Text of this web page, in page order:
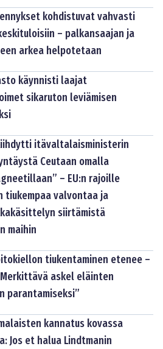
kohdistuvat vahvasti
– palkansaajan ja
arkea helpotetaan
käynnisti laajat
sikaruton leviämisen
itävaltalaisministerin
Ceutaan omalla
– EU:n rajoille
tiukempaa valvontaa ja
siirtämistä
maihin
tiukentaminen etenee –
askel eläinten
parantamiseksi”
kannatus kovassa
Jos et halua Lindtmanin